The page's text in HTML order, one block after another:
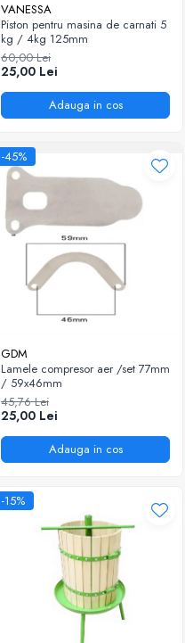
VANESSA
Piston pentru masina de carnati 5
kg / 4kg 125mm
60,00 Lei
25,00 Lei
Adauga in cos
-45%
GDM
Lamele compresor aer /set 77mm
/ 59x46mm
45,76 Lei
25,00 Lei
Adauga in cos
-15%